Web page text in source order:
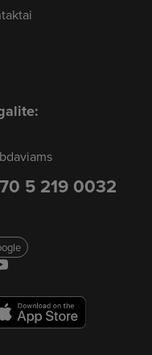
5 219 0032